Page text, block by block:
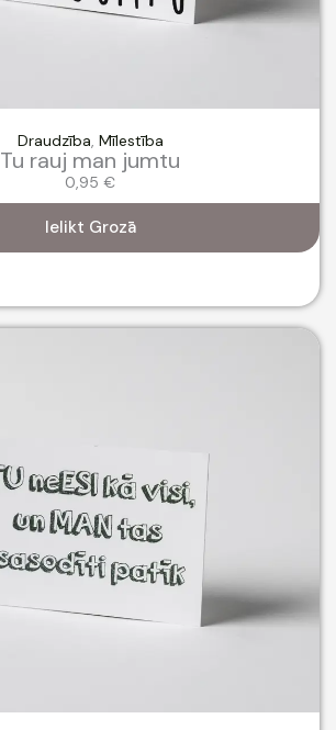
Draudzība, Mīlestība
Tu rauj man jumtu
0,95 €
Ielikt Grozā